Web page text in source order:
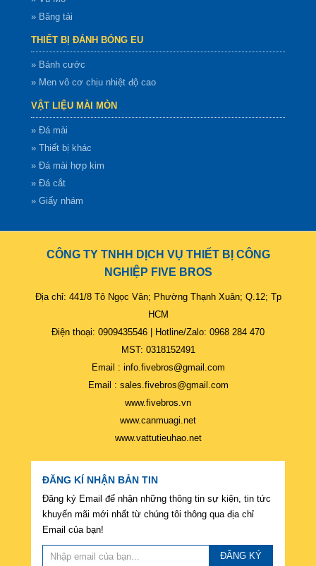
» Băng tải
THIẾT BỊ ĐÁNH BÓNG EU
» Bánh cước
» Men vô cơ chịu nhiệt độ cao
VẬT LIỆU MÀI MÒN
» Đá mài
» Thiết bị khác
» Đá mài hợp kim
» Đá cắt
» Giấy nhám
CÔNG TY TNHH DỊCH VỤ THIẾT BỊ CÔNG
NGHIỆP FIVE BROS
Địa chỉ: 441/8 Tô Ngọc Vân; Phường Thạnh Xuân; Q.12; Tp
HCM
Điện thoại: 0909435546 | Hotline/Zalo: 0968 284 470
MST: 0318152491
Email : info.fivebros@gmail.com
Email : sales.fivebros@gmail.com
www.fivebros.vn
www.canmuagi.net
www.vattutieuhao.net
ĐĂNG KÍ NHẬN BẢN TIN
Đăng ký Email để nhận những thông tin sự kiện, tin tức
khuyến mãi mới nhất từ chúng tôi thông qua địa chỉ
Email của bạn!
ĐĂNG KÝ